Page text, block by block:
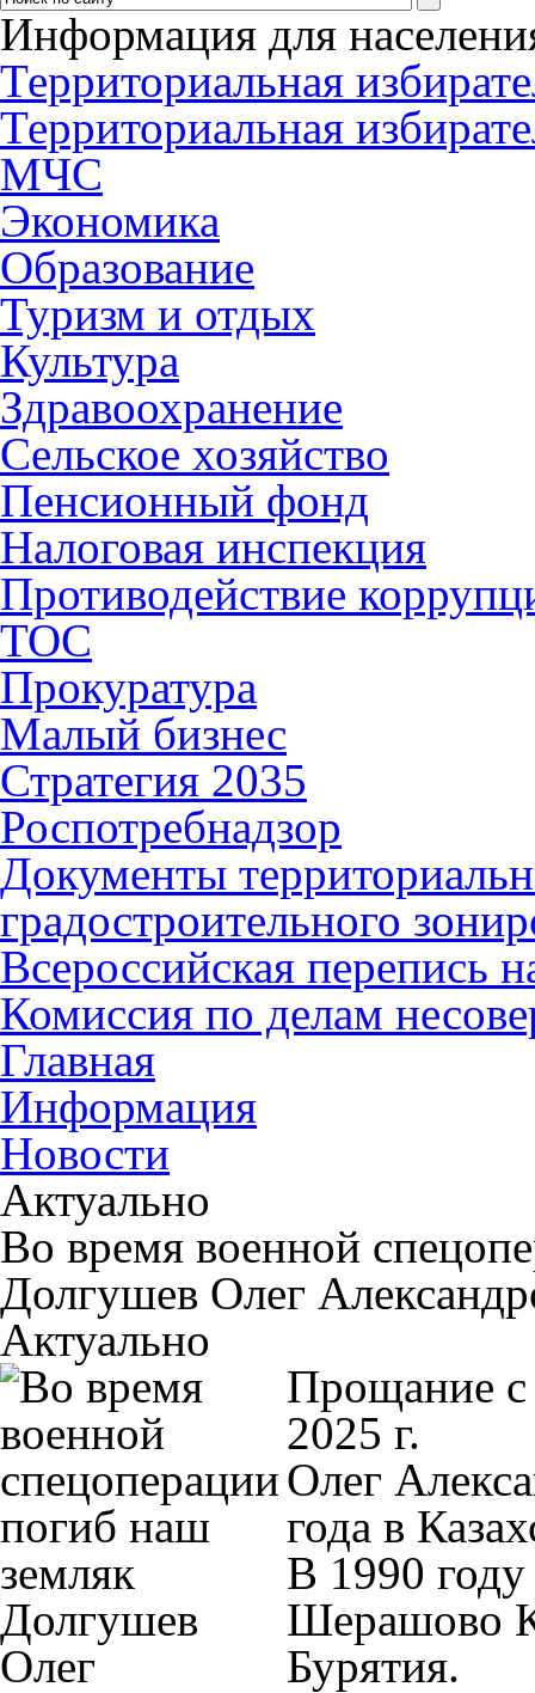
Информация для
Территориальная
Территориальная
МЧС
Экономика
Образование
Туризм и отдых
Культура
Здравоохранение
Сельское хозяйство
Пенсионный фонд
Налоговая инспекция
Противодействие
ТОС
Прокуратура
Малый бизнес
Стратегия 2035
Роспотребнадзор
Документы
градостроительного
Всероссийская перепись
Комиссия по делам
Главная
Информация
Новости
Актуально
Во время военной
Долгушев Олег
Актуально
Прощание с
2025 г.
Олег
года в
В 1990 году
Шерашово
Бурятия.